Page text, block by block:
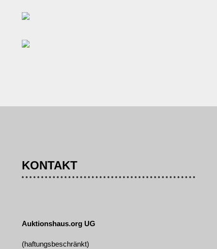
KONTAKT
Auktionshaus.org UG
(haftungsbeschränkt)